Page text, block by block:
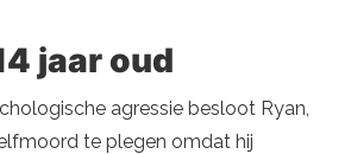
jaar oud
agressie besloot Ryan,
te plegen omdat hij